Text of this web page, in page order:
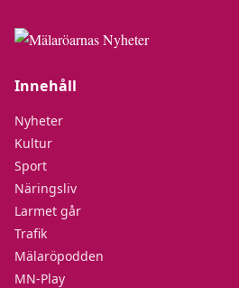
Innehåll
Nyheter
Kultur
Sport
Näringsliv
Larmet går
Trafik
Mälaröpodden
MN-Play